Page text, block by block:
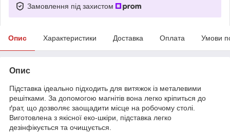
Замовлення під захистом
Опис Характеристики Доставка Оплата Умови
Опис
Підставка ідеально підходить для витяжок із металевими
решітками. За допомогою магнітів вона легко кріпиться до
ґрат, що дозволяє заощадити місце на робочому столі.
Виготовлена з якісної еко-шкіри, підставка легко
дезінфікується та очищується.